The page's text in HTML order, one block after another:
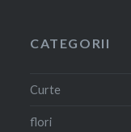
CATEGORII
Curte
flori